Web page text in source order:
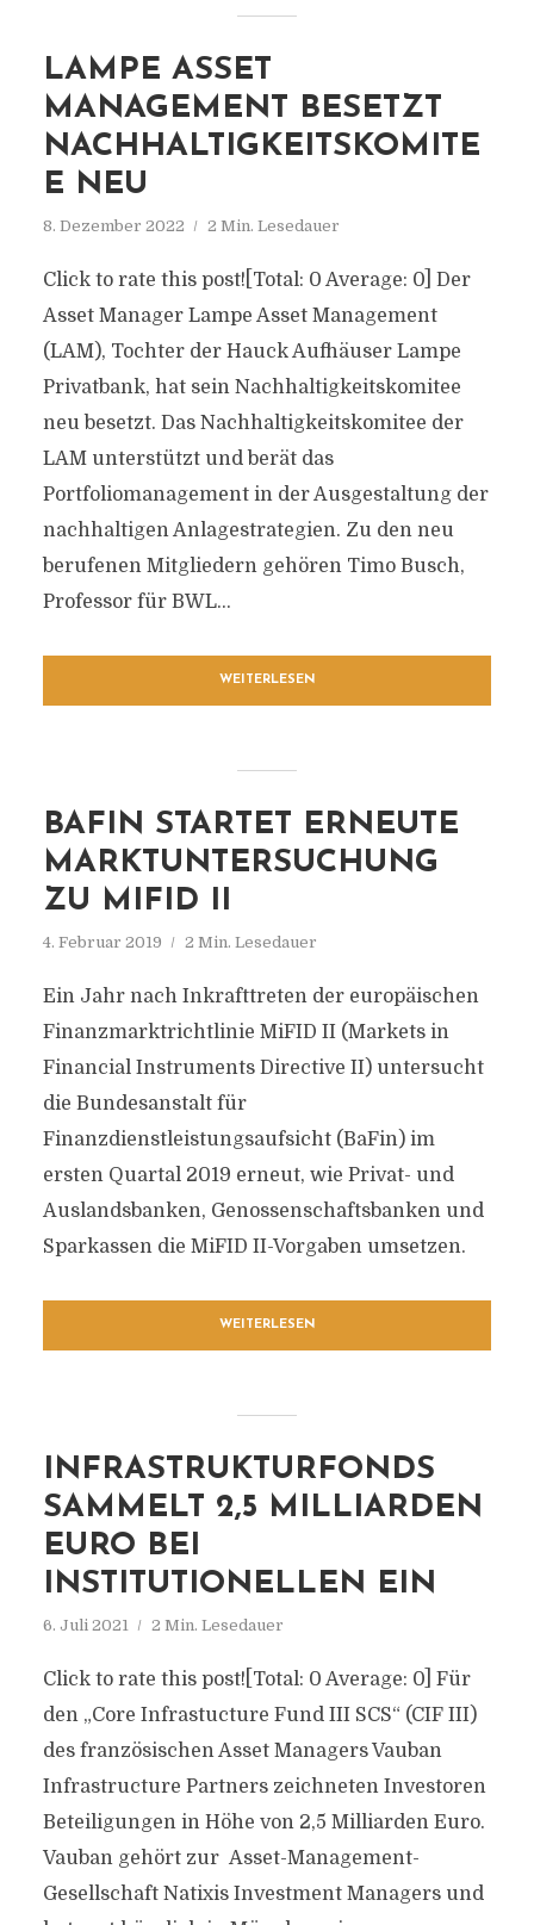
LAMPE ASSET
MANAGEMENT BESETZT
NACHHALTIGKEITSKOMITE
E NEU
8. Dezember 2022 2 Min. Lesedauer
Click to rate this post![Total: 0 Average: 0] Der
Asset Manager Lampe Asset Management
(LAM), Tochter der Hauck Aufhäuser Lampe
Privatbank, hat sein Nachhaltigkeitskomitee
neu besetzt. Das Nachhaltigkeitskomitee der
LAM unterstützt und berät das
Portfoliomanagement in der Ausgestaltung der
nachhaltigen Anlagestrategien. Zu den neu
berufenen Mitgliedern gehören Timo Busch,
Professor für BWL...
WEITERLESEN
BAFIN STARTET ERNEUTE
MARKTUNTERSUCHUNG
ZU MIFID II
4. Februar 2019 2 Min. Lesedauer
Ein Jahr nach Inkrafttreten der europäischen
Finanzmarktrichtlinie MiFID II (Markets in
Financial Instruments Directive II) untersucht
die Bundesanstalt für
Finanzdienstleistungsaufsicht (BaFin) im
ersten Quartal 2019 erneut, wie Privat- und
Auslandsbanken, Genossenschaftsbanken und
Sparkassen die MiFID II-Vorgaben umsetzen.
WEITERLESEN
INFRASTRUKTURFONDS
SAMMELT 2,5 MILLIARDEN
EURO BEI
INSTITUTIONELLEN EIN
6. Juli 2021 2 Min. Lesedauer
Click to rate this post![Total: 0 Average: 0] Für
den „Core Infrastucture Fund III SCS“ (CIF III)
des französischen Asset Managers Vauban
Infrastructure Partners zeichneten Investoren
Beteiligungen in Höhe von 2,5 Milliarden Euro.
Vauban gehört zur Asset-Management-
Gesellschaft Natixis Investment Managers und